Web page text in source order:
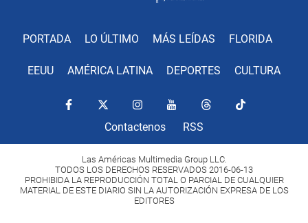
PORTADA LO ÚLTIMO MÁS LEÍDAS FLORIDA
EEUU AMÉRICA LATINA DEPORTES CULTURA
Contactenos RSS
Las Américas Multimedia Group LLC.
TODOS LOS DERECHOS RESERVADOS 2016-06-13
PROHIBIDA LA REPRODUCCIÓN TOTAL O PARCIAL DE CUALQUIER
MATERIAL DE ESTE DIARIO SIN LA AUTORIZACIÓN EXPRESA DE LOS
EDITORES